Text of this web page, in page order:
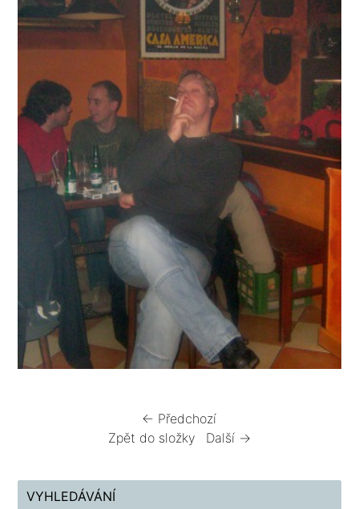
← Předchozí
Zpět do složky
Další →
VYHLEDÁVÁNÍ